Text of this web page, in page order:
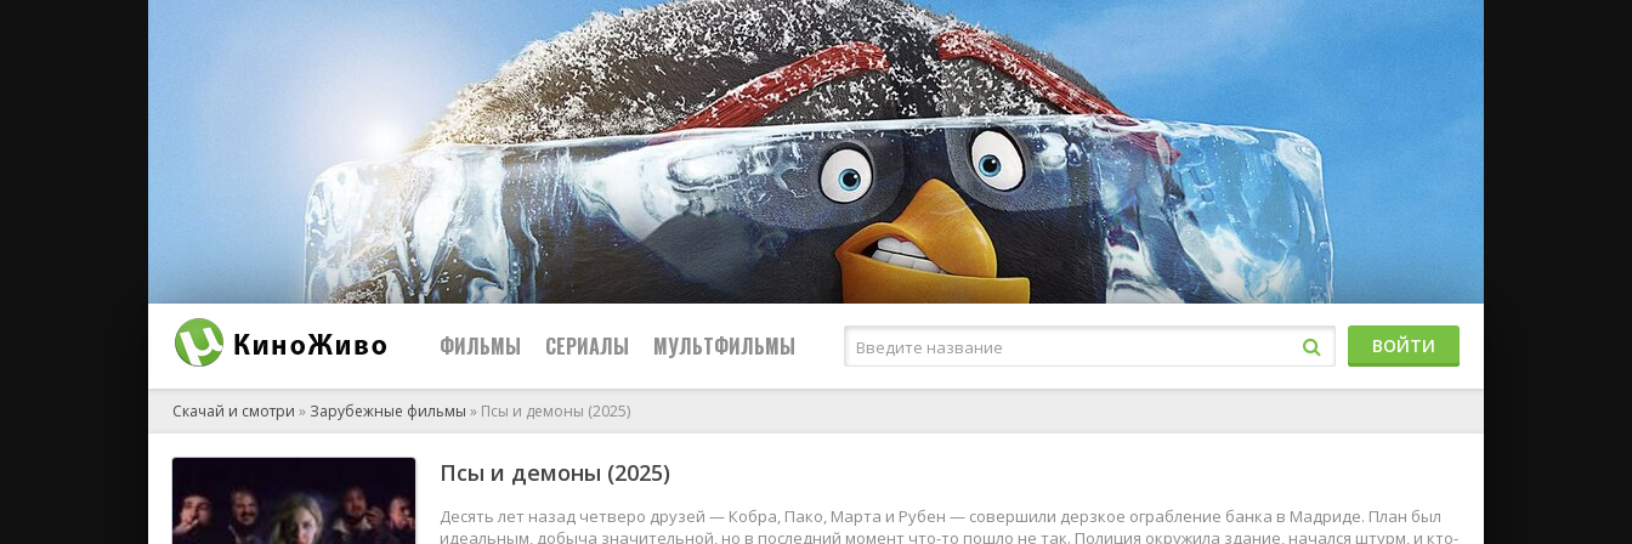
ФИЛЬМЫ
2026
2025
Боевики
Приключения
СЕРИАЛЫ
2026
2025
СССР
МУЛЬТФИЛЬМЫ
2025
ВОЙТИ
Скачай и смотри » Зарубежные фильмы » Псы и демоны (2025)
Псы и демоны (2025)
Десять лет назад четверо друзей — Кобра, Пако, Марта и Рубен — совершили дерзкое ограбление банка в Мадриде. План был
идеальным, добыча значительной, но в последний момент что-то пошло не так. Полиция окружила здание, начался штурм, и кто-